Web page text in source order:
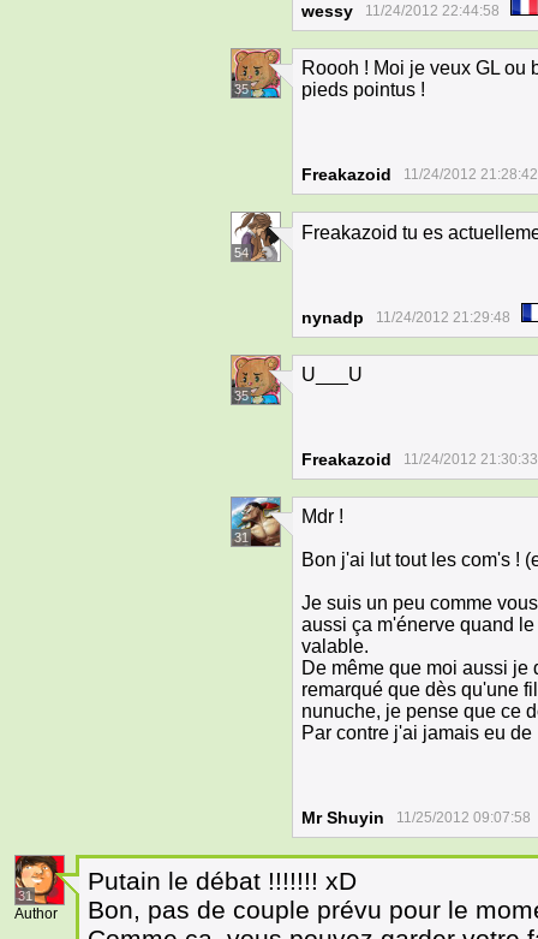
wessy 11/24/2012 22:44:58
35
Roooh ! Moi je veux GL ou
pieds pointus !
Freakazoid 11/24/2012 21:28:42
54
Freakazoid tu es
nynadp 11/24/2012 21:29:48
35
U___U
Freakazoid 11/24/2012 21:30:33
31
Mdr !
Bon j'ai lut tout les com's !
Je suis un peu comme
aussi ça m'énerve quand
valable.
De même que moi aussi
remarqué que dès qu'une
nunuche, je pense que ce
Par contre j'ai jamais eu
Mr Shuyin 11/25/2012 09:07:58
31
Author
Putain le débat !!!!!!! xD
Bon, pas de couple prévu pour le